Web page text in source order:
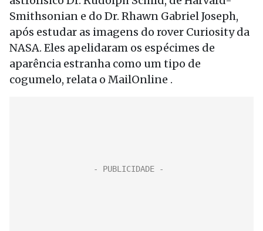
Smithsonian e do Dr. Rhawn Gabriel Joseph,
após estudar as imagens do rover Curiosity da
NASA. Eles apelidaram os espécimes de
aparência estranha como um tipo de
cogumelo, relata o MailOnline .